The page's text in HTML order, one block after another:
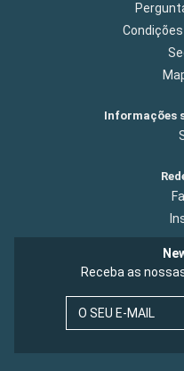
Informações
Receba as
O SEU E-MAIL